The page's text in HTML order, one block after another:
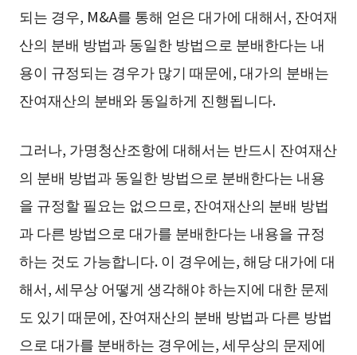
되는 경우, M&A를 통해 얻은 대가에 대해서, 잔여재
산의 분배 방법과 동일한 방법으로 분배한다는 내
용이 규정되는 경우가 많기 때문에, 대가의 분배는
잔여재산의 분배와 동일하게 진행됩니다.
그러나, 가명청산조항에 대해서는 반드시 잔여재산
의 분배 방법과 동일한 방법으로 분배한다는 내용
을 규정할 필요는 없으므로, 잔여재산의 분배 방법
과 다른 방법으로 대가를 분배한다는 내용을 규정
하는 것도 가능합니다. 이 경우에는, 해당 대가에 대
해서, 세무상 어떻게 생각해야 하는지에 대한 문제
도 있기 때문에, 잔여재산의 분배 방법과 다른 방법
으로 대가를 분배하는 경우에는, 세무상의 문제에